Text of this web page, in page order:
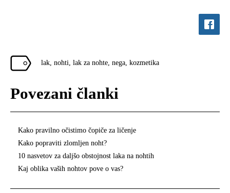
lak, nohti, lak za nohte, nega, kozmetika
Povezani članki
Kako pravilno očistimo čopiče za ličenje
Kako popraviti zlomljen noht?
10 nasvetov za daljšo obstojnost laka na nohtih
Kaj oblika vaših nohtov pove o vas?